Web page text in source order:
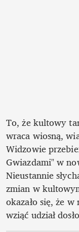
To, że kultowy
wraca wiosną,
Widzowie
Gwiazdami" w
Nieustannie
zmian w
okazało się, że
wziąć udział